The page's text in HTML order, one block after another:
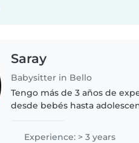
Saray
Babysitter in Bello
Tengo más de 3 años de
desde bebés hasta
los niños en cada etapa de..
Experience: > 3 years